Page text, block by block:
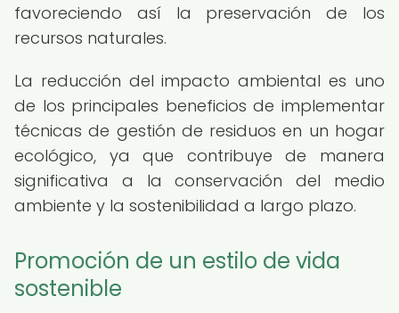
favoreciendo así la preservación de los
recursos naturales.
La reducción del impacto ambiental es uno
de los principales beneficios de implementar
técnicas de gestión de residuos en un hogar
ecológico, ya que contribuye de manera
significativa a la conservación del medio
ambiente y la sostenibilidad a largo plazo.
Promoción de un estilo de vida
sostenible